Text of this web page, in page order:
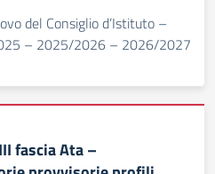
del Consiglio d’Istituto –
– 2025/2026 – 2026/2027
fascia Ata –